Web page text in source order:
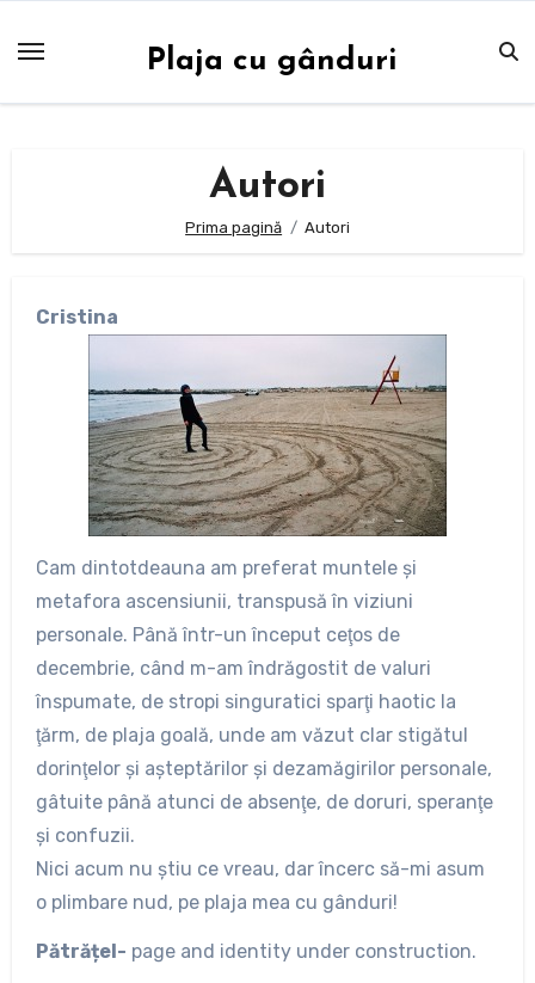
Plaja cu gânduri
Autori
Prima pagină Autori
Cristina
Cam dintotdeauna am preferat muntele şi
metafora ascensiunii, transpusă în viziuni
personale. Până într-un început ceţos de
decembrie, când m-am îndrăgostit de valuri
înspumate, de stropi singuratici sparţi haotic la
ţărm, de plaja goală, unde am văzut clar stigătul
dorinţelor şi aşteptărilor şi dezamăgirilor personale,
gâtuite până atunci de absenţe, de doruri, speranţe
şi confuzii.
Nici acum nu ştiu ce vreau, dar încerc să-mi asum
o plimbare nud, pe plaja mea cu gânduri!
Pătrățel- page and identity under construction.